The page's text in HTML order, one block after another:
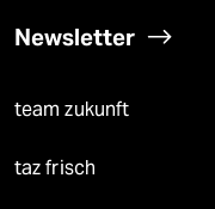
Newsletter
team zukunft
taz frisch